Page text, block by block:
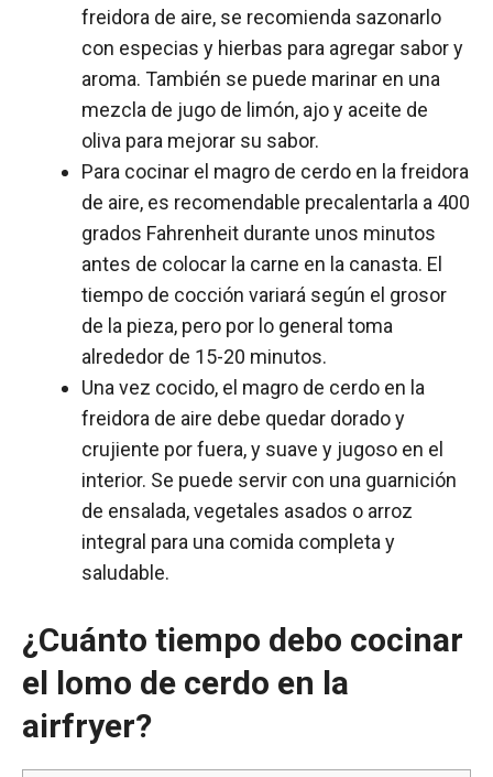
freidora de aire, se recomienda sazonarlo
con especias y hierbas para agregar sabor y
aroma. También se puede marinar en una
mezcla de jugo de limón, ajo y aceite de
oliva para mejorar su sabor.
Para cocinar el magro de cerdo en la freidora
de aire, es recomendable precalentarla a 400
grados Fahrenheit durante unos minutos
antes de colocar la carne en la canasta. El
tiempo de cocción variará según el grosor
de la pieza, pero por lo general toma
alrededor de 15-20 minutos.
Una vez cocido, el magro de cerdo en la
freidora de aire debe quedar dorado y
crujiente por fuera, y suave y jugoso en el
interior. Se puede servir con una guarnición
de ensalada, vegetales asados o arroz
integral para una comida completa y
saludable.
¿Cuánto tiempo debo cocinar
el lomo de cerdo en la
airfryer?